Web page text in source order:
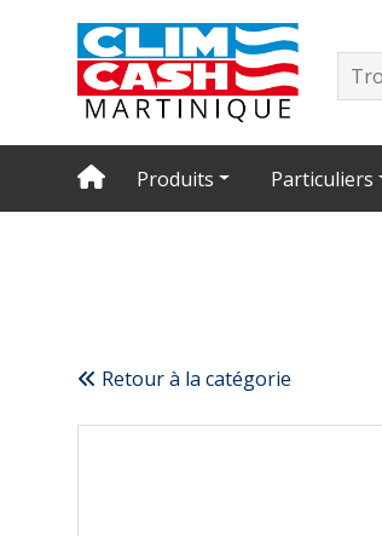
Produits Particuliers
Retour à la catégorie